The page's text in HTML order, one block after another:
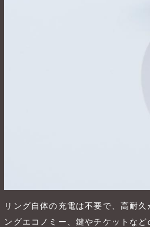
リング自体の充電は不要で、高耐
ングエコノミー、鍵やチケットな